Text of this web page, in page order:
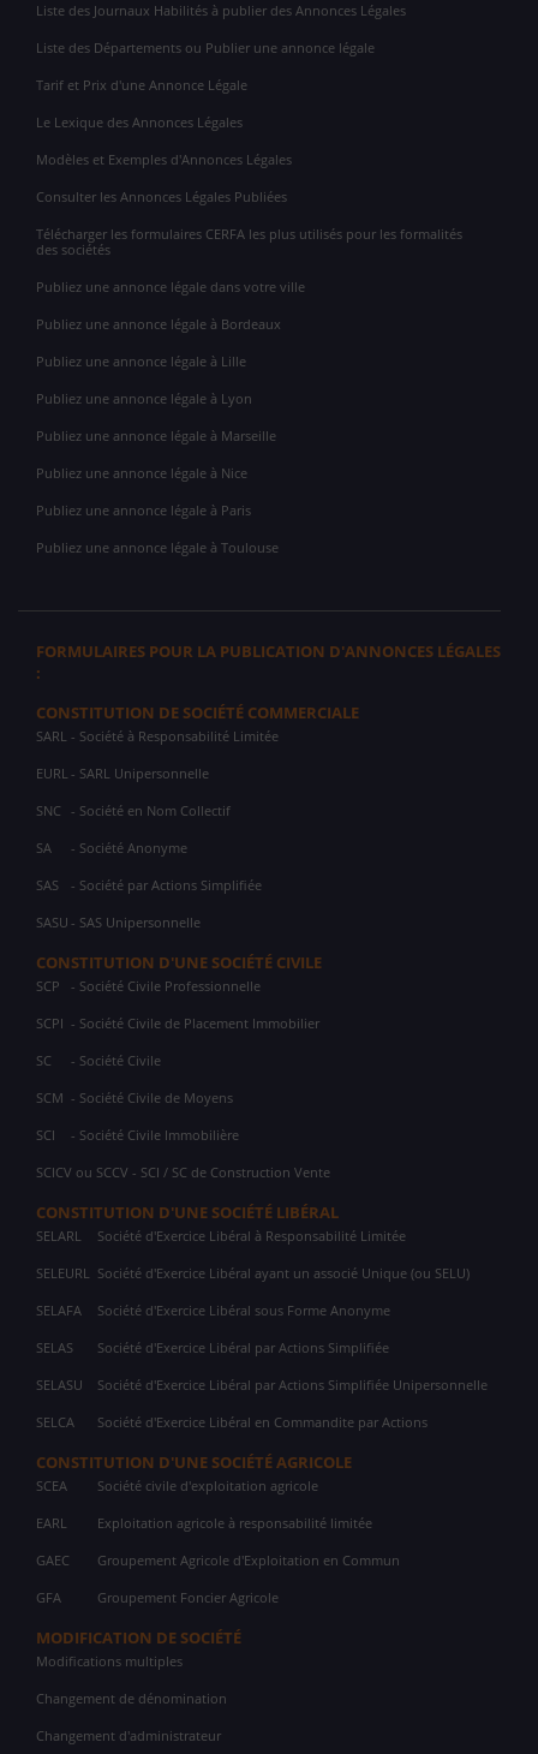
Liste des Journaux Habilités à publier des Annonces Légales
Liste des Départements ou Publier une annonce légale
Tarif et Prix d'une Annonce Légale
Le Lexique des Annonces Légales
Modèles et Exemples d'Annonces Légales
Consulter les Annonces Légales Publiées
Télécharger les formulaires CERFA les plus utilisés pour les formalités
des sociétés
Publiez une annonce légale dans votre ville
Publiez une annonce légale à Bordeaux
Publiez une annonce légale à Lille
Publiez une annonce légale à Lyon
Publiez une annonce légale à Marseille
Publiez une annonce légale à Nice
Publiez une annonce légale à Paris
Publiez une annonce légale à Toulouse
FORMULAIRES POUR LA PUBLICATION D'ANNONCES LÉGALES
:
CONSTITUTION DE SOCIÉTÉ COMMERCIALE
SARL - Société à Responsabilité Limitée
EURL - SARL Unipersonnelle
SNC - Société en Nom Collectif
SA - Société Anonyme
SAS - Société par Actions Simplifiée
SASU - SAS Unipersonnelle
CONSTITUTION D'UNE SOCIÉTÉ CIVILE
SCP - Société Civile Professionnelle
SCPI - Société Civile de Placement Immobilier
SC - Société Civile
SCM - Société Civile de Moyens
SCI - Société Civile Immobilière
SCICV ou SCCV - SCI / SC de Construction Vente
CONSTITUTION D'UNE SOCIÉTÉ LIBÉRAL
SELARL Société d'Exercice Libéral à Responsabilité Limitée
SELEURL Société d'Exercice Libéral ayant un associé Unique (ou SELU)
SELAFA Société d'Exercice Libéral sous Forme Anonyme
SELAS Société d'Exercice Libéral par Actions Simplifiée
SELASU Société d'Exercice Libéral par Actions Simplifiée Unipersonnelle
SELCA Société d'Exercice Libéral en Commandite par Actions
CONSTITUTION D'UNE SOCIÉTÉ AGRICOLE
SCEA Société civile d'exploitation agricole
EARL Exploitation agricole à responsabilité limitée
GAEC Groupement Agricole d'Exploitation en Commun
GFA Groupement Foncier Agricole
MODIFICATION DE SOCIÉTÉ
Modifications multiples
Changement de dénomination
Changement d'administrateur